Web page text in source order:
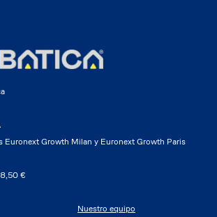
Euronext Growth Milan y Euronext Growth Paris
€
Nuestro equipo